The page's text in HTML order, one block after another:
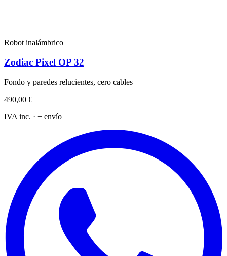
Robot inalámbrico
Zodiac Pixel OP 32
Fondo y paredes relucientes, cero cables
490,00 €
IVA inc. · + envío